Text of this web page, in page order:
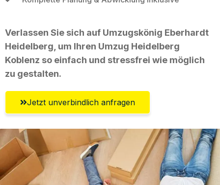
Verlassen Sie sich auf Umzugskönig Eberhardt
Heidelberg, um Ihren Umzug Heidelberg
Koblenz so einfach und stressfrei wie möglich
zu gestalten.
Jetzt unverbindlich anfragen